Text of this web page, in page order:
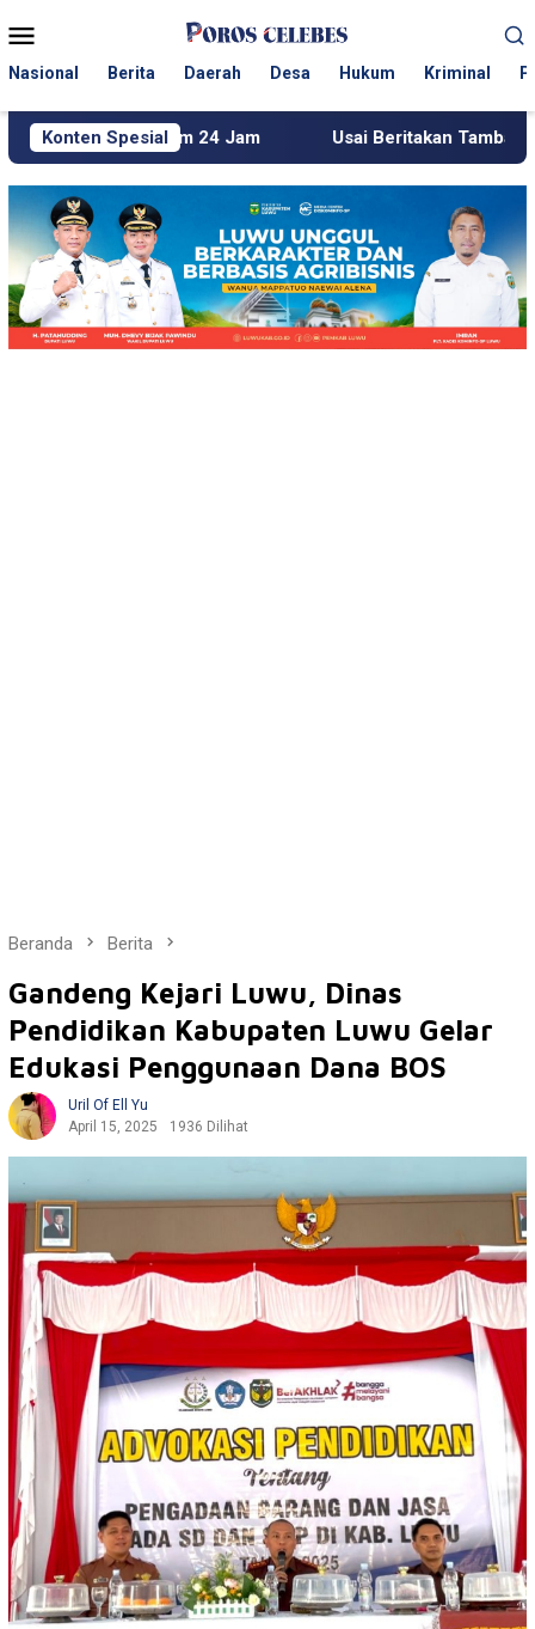
ke
Mobile
Nasional Berita Daerah Desa Hukum Kriminal
Konten Spesial
24 Jam Usai Beritakan Tambang Emas Ilegal di
Beranda Berita
Gandeng Kejari Luwu, Dinas
Pendidikan Kabupaten Luwu Gelar
Edukasi Penggunaan Dana BOS
Uril Of Ell Yu
April 15, 2025
1936 Dilihat